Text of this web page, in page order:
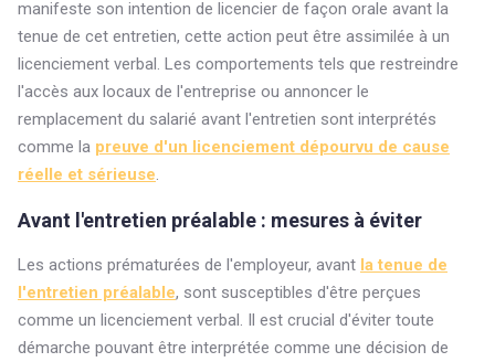
manifeste son intention de licencier de façon orale avant la
tenue de cet entretien, cette action peut être assimilée à un
licenciement verbal. Les comportements tels que restreindre
l'accès aux locaux de l'entreprise ou annoncer le
remplacement du salarié avant l'entretien sont interprétés
comme la preuve d'un licenciement dépourvu de cause
réelle et sérieuse.
Avant l'entretien préalable : mesures à éviter
Les actions prématurées de l'employeur, avant la tenue de
l'entretien préalable, sont susceptibles d'être perçues
comme un licenciement verbal. Il est crucial d'éviter toute
démarche pouvant être interprétée comme une décision de